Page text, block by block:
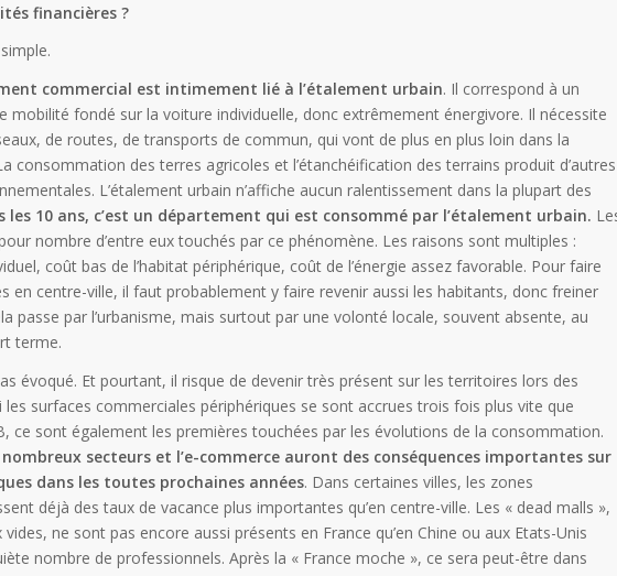
financières ?
commercial est intimement lié à l’étalement urbain. Il correspond à un
mobilité fondé sur la voiture individuelle, donc extrêmement énergivore. Il nécessite
de routes, de transports de commun, qui vont de plus en plus loin dans la
consommation des terres agricoles et l’étanchéification des terrains produit d’autres
L’étalement urbain n’affiche aucun ralentissement dans la plupart des
les 10 ans, c’est un département qui est consommé par l’étalement urbain.
nombre d’entre eux touchés par ce phénomène. Les raisons sont multiples :
coût bas de l’habitat périphérique, coût de l’énergie assez favorable. Pour faire
en centre-ville, il faut probablement y faire revenir aussi les habitants, donc freiner
passe par l’urbanisme, mais surtout par une volonté locale, souvent absente, au
terme.
évoqué. Et pourtant, il risque de devenir très présent sur les territoires lors des
les surfaces commerciales périphériques se sont accrues trois fois plus vite que
ce sont également les premières touchées par les évolutions de la consommation.
secteurs et l’e-commerce auront des conséquences importantes sur
dans les toutes prochaines années. Dans certaines villes, les zones
déjà des taux de vacance plus importantes qu’en centre-ville. Les « dead malls »,
ne sont pas encore aussi présents en France qu’en Chine ou aux Etats-Unis
nombre de professionnels. Après la « France moche », ce sera peut-être dans